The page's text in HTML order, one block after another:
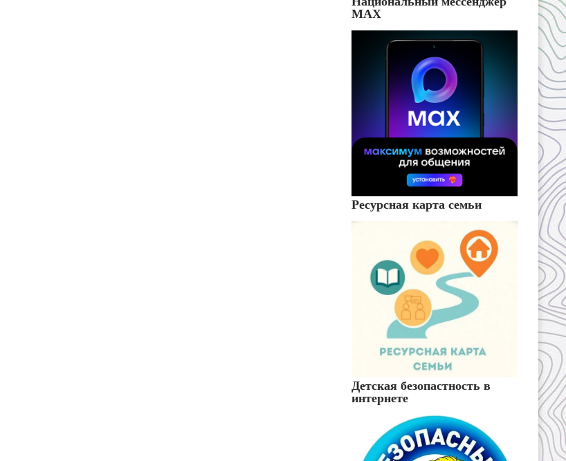
MAX
Ресурсная карта семьи
Детская безопастность в
интернете